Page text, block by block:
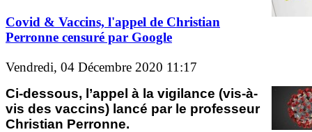
Covid & Vaccins, l'appel de Christian
Perronne censuré par Google
Vendredi, 04 Décembre 2020 11:17
Ci-dessous, l’appel à la vigilance (vis-à-
vis des vaccins) lancé par le professeur
Christian Perronne.